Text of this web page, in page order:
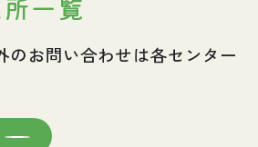
ついて
のお問い合わせは各センター